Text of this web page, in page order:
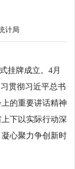
计局
挂牌成立。 4月
贯彻习近平总书
上的重要讲话精神
下以实际行动深
心聚力争创新时